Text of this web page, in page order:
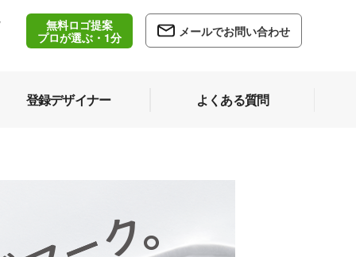
無料ロゴ提案
プロが選ぶ・1分
メールでお問い合わせ
登録デザイナー よくある質問